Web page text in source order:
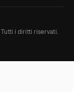
Tutti i diritti riservati.